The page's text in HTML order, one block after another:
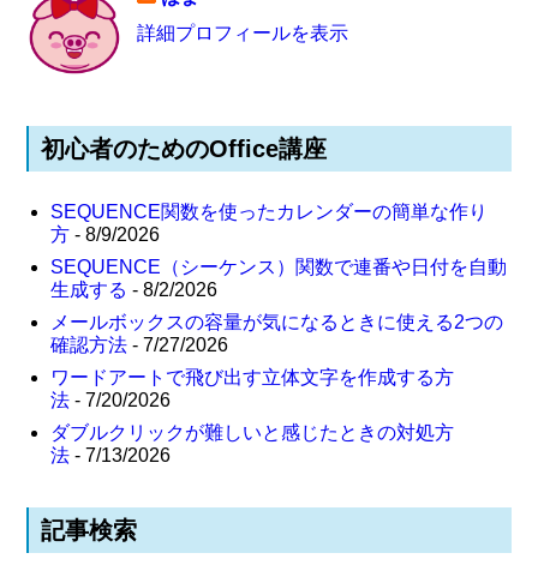
詳細プロフィールを表示
初心者のためのOffice講座
SEQUENCE関数を使ったカレンダーの簡単な作り
方 - 8/9/2026
SEQUENCE（シーケンス）関数で連番や日付を自動
生成する - 8/2/2026
メールボックスの容量が気になるときに使える2つの
確認方法 - 7/27/2026
ワードアートで飛び出す立体文字を作成する方
法 - 7/20/2026
ダブルクリックが難しいと感じたときの対処方
法 - 7/13/2026
記事検索